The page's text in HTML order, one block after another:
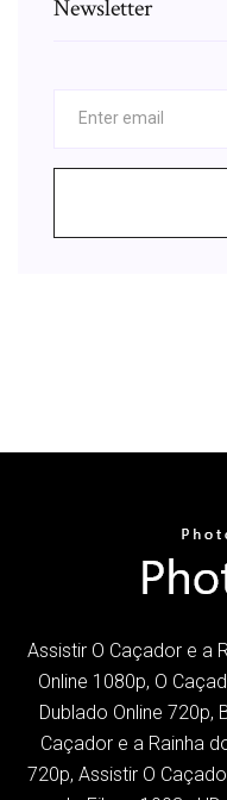
Newsletter
Assistir O Caçador e a
Online 1080p, O
Dublado Online 720p,
Caçador e a Rainha
720p, Assistir O